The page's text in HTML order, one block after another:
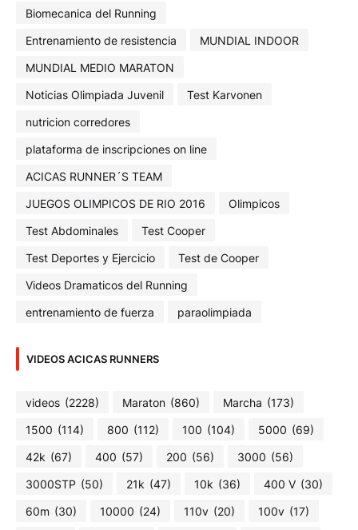
Biomecanica del Running
Entrenamiento de resistencia
MUNDIAL INDOOR
MUNDIAL MEDIO MARATON
Noticias Olimpiada Juvenil
Test Karvonen
nutricion corredores
plataforma de inscripciones on line
ACICAS RUNNER´S TEAM
JUEGOS OLIMPICOS DE RIO 2016
Olimpicos
Test Abdominales
Test Cooper
Test Deportes y Ejercicio
Test de Cooper
Videos Dramaticos del Running
entrenamiento de fuerza
paraolimpiada
VIDEOS ACICAS RUNNERS
videos (2228) Maraton (860) Marcha (173)
1500 (114) 800 (112) 100 (104) 5000 (69)
42k (67) 400 (57) 200 (56) 3000 (56)
3000STP (50) 21k (47) 10k (36) 400 V (30)
60m (30) 10000 (24) 110v (20) 100v (17)